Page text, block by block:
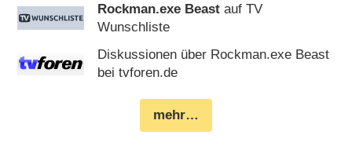
Rockman.exe Beast auf TV
Wunschliste
Diskussionen über Rockman.exe Beast
bei tvforen.de
mehr…